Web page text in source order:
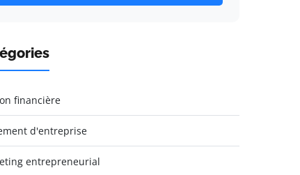
financière
d'entreprise
entrepreneurial